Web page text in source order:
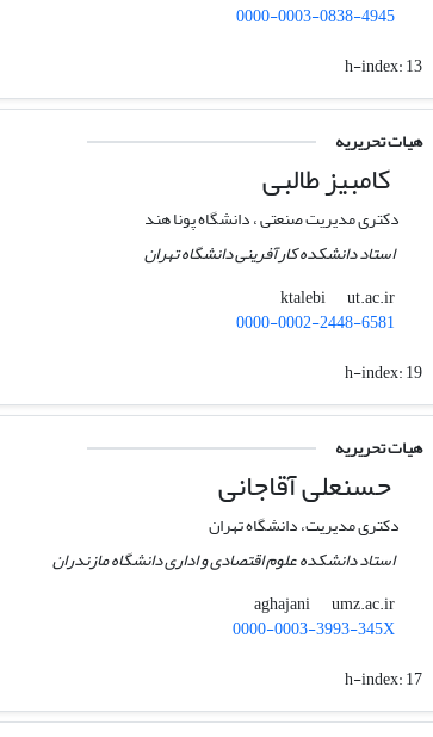
0000-0003-0838-4945
h-index:13
هیات تحریریه
کامبیز طالبی
دکتری مدیریت صنعتی ، دانشگاه پونا هند
استاد دانشکده کارآفرینی دانشگاه تهران
ktalebi
ut.ac.ir
0000-0002-2448-6581
h-index:19
هیات تحریریه
حسنعلی آقاجانی
دکتری مدیریت، دانشگاه تهران
استاد دانشکده علوم اقتصادی و اداری دانشگاه مازندران
aghajani
umz.ac.ir
0000-0003-3993-345X
h-index:17